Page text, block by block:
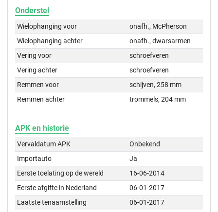
Onderstel
Wielophanging voor
onafh., McPherson
Wielophanging achter
onafh., dwarsarmen
Vering voor
schroefveren
Vering achter
schroefveren
Remmen voor
schijven, 258 mm
Remmen achter
trommels, 204 mm
APK en historie
Vervaldatum APK
Onbekend
Importauto
Ja
Eerste toelating op de wereld
16-06-2014
Eerste afgifte in Nederland
06-01-2017
Laatste tenaamstelling
06-01-2017